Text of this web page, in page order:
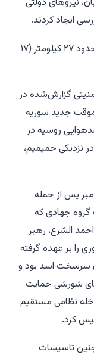
ایجاد کردند.
پایگاه حمیمیم در سواحل مدیترانه سوریه، حدود ۲۷ کیلومتر (۱۷
گزارش‌شده در
موقت جدید سوریه
روسیه در
در نزدیکی حمیمیم،
پس از حمله
جهادی که
الشرع، رهبر
را بر عهده گرفته
سرسخت اسد بود و
شورشی حمایت
و در آغاز مداخله نظامی مستقیم
کرد.
تاسیسات